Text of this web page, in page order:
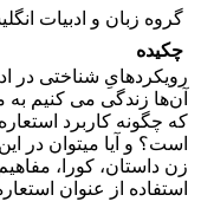
گروه زبان و ادبیات
چکیده
رویکردهایِ شناختی در
آن‌ها زندگی ‌‌‌‌‌‌‌‌‌‌‌‌‌‌‌‌‌‌‌‌‌‌‌‌‌‌می کنیم
که چگونه کاربرد
است؟ و آیا ‌‌‌‌‌‌‌‌‌‌‌‌‌‌‌‌‌‌‌‌‌‌‌‌‌‌میتوان در
زن داستان، کورا،
استفاده از عنوان